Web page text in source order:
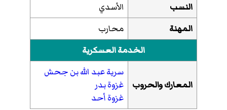
النسب
الأسدي
المهنة
محارب
الخدمة العسكرية
المعارك والحروب
سرية عبد الله بن جحش
غزوة بدر
غزوة أحد